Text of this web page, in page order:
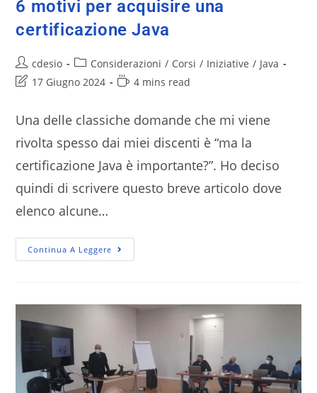
6 motivi per acquisire una
certificazione Java
cdesio Considerazioni / Corsi / Iniziative / Java
17 Giugno 2024
4 mins read
Una delle classiche domande che mi viene
rivolta spesso dai miei discenti è “ma la
certificazione Java è importante?”. Ho deciso
quindi di scrivere questo breve articolo dove
elenco alcune…
Continua A Leggere